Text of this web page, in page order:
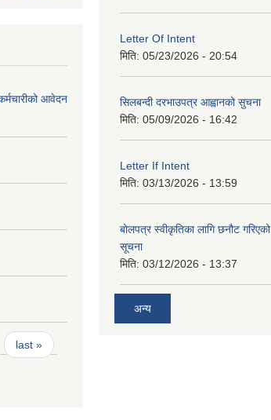
आवेदन
last »
Letter Of Intent
मिति: 05/23/2026 - 20:54
सिलबन्दी दरभाउपत्र आह्वानको सुचना
मिति: 05/09/2026 - 16:42
Letter If Intent
मिति: 03/13/2026 - 13:59
बोलपत्र स्वीकृतिका लागि छनौट
सूचना
मिति: 03/12/2026 - 13:37
अन्य